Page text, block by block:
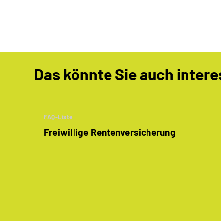
Das könnte Sie auch
FAQ-Liste
Freiwillige Rentenversicherung